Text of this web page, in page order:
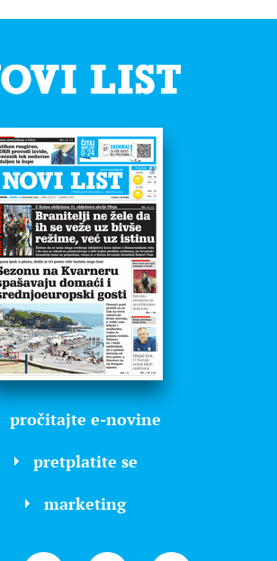
pročitajte e-novine
pretplatite se
marketing